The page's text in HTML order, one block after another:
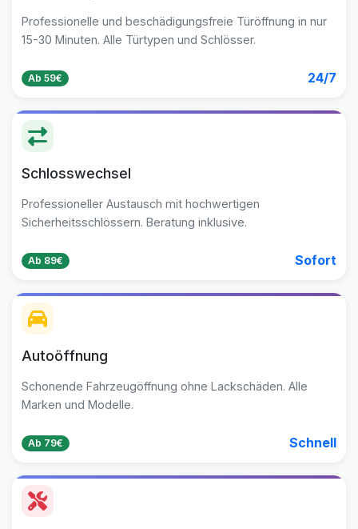
Professionelle und beschädigungsfreie Türöffnung in nur
15-30 Minuten. Alle Türtypen und Schlösser.
Ab 59€ 24/7
Schlosswechsel
Professioneller Austausch mit hochwertigen
Sicherheitsschlössern. Beratung inklusive.
Ab 89€ Sofort
Autoöffnung
Schonende Fahrzeugöffnung ohne Lackschäden. Alle
Marken und Modelle.
Ab 79€ Schnell